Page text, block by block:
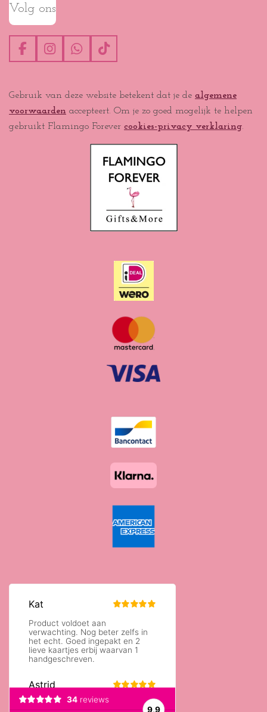
Volg ons
F
a
b
o
o
I
n
a
g
r
W
h
s
A
p
T
i
o
k
Gebruik van deze website betekent dat je de algemene
voorwaarden accepteert. Om je zo goed mogelijk te helpen
gebruikt Flamingo Forever cookies-privacy verklaring.